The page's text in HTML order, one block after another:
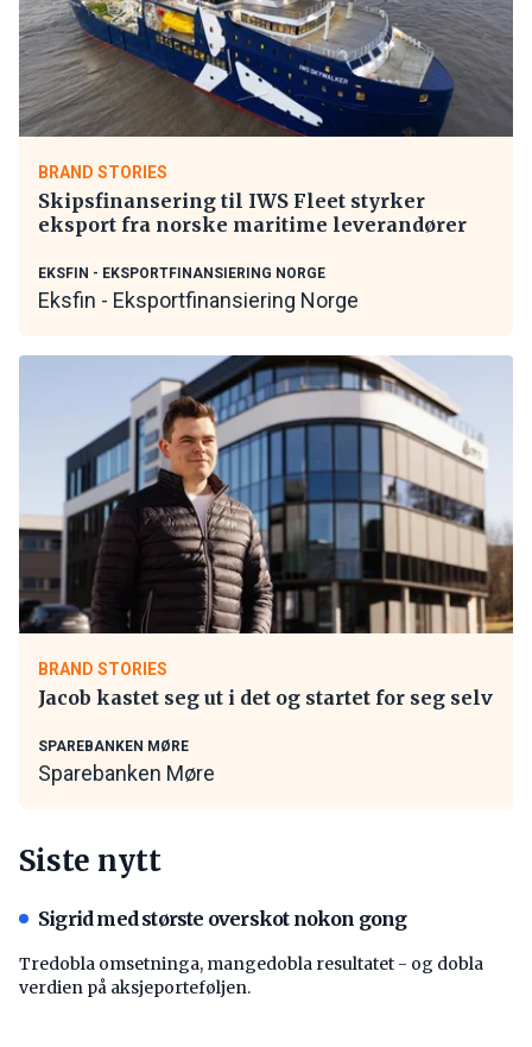
BRAND STORIES
Skipsfinansering til IWS Fleet styrker
eksport fra norske maritime leverandører
EKSFIN - EKSPORTFINANSIERING NORGE
Eksfin - Eksportfinansiering Norge
BRAND STORIES
Jacob kastet seg ut i det og startet for seg selv
SPAREBANKEN MØRE
Sparebanken Møre
Siste nytt
Sigrid med største overskot nokon gong
Tredobla omsetninga, mangedobla resultatet - og dobla
verdien på aksjeporteføljen.